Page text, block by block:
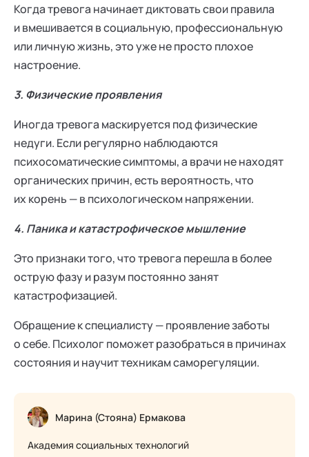
Когда тревога начинает диктовать свои правила
и вмешивается в социальную, профессиональную
или личную жизнь, это уже не просто плохое
настроение.
3. Физические проявления
Иногда тревога маскируется под физические
недуги. Если регулярно наблюдаются
психосоматические симптомы, а врачи не находят
органических причин, есть вероятность, что
их корень — в психологическом напряжении.
4. Паника и катастрофическое мышление
Это признаки того, что тревога перешла в более
острую фазу и разум постоянно занят
катастрофизацией.
Обращение к специалисту — проявление заботы
о себе. Психолог поможет разобраться в причинах
состояния и научит техникам саморегуляции.
Марина (Стояна) Ермакова
Академия социальных технологий